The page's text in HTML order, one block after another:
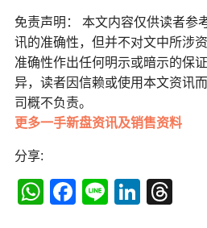
免责声明： 本文内容仅供读者参
讯的准确性，但并不对文中所涉
准确性作出任何明示或暗示的保
异，读者因信赖或使用本文资讯
司概不负责。
更多一手新盘资讯及销售资料
分享:
WhatsApp
Facebook
Line